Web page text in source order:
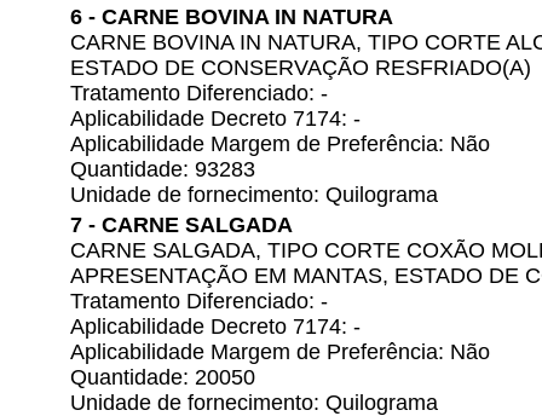
6 - CARNE BOVINA IN NATURA
CARNE BOVINA IN NATURA, TIPO CORTE
ESTADO DE CONSERVAÇÃO RESFRIADO(A)
Tratamento Diferenciado: -
Aplicabilidade Decreto 7174: -
Aplicabilidade Margem de Preferência: Não
Quantidade: 93283
Unidade de fornecimento: Quilograma
7 - CARNE SALGADA
CARNE SALGADA, TIPO CORTE COXÃO
APRESENTAÇÃO EM MANTAS, ESTADO DE
Tratamento Diferenciado: -
Aplicabilidade Decreto 7174: -
Aplicabilidade Margem de Preferência: Não
Quantidade: 20050
Unidade de fornecimento: Quilograma